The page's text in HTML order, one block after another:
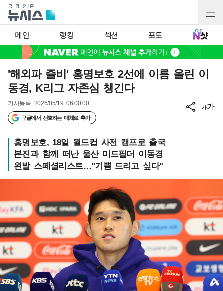
메인 랭킹 섹션 포토
'해외파 즐비' 홍명보호 2선에 이름 올린 이
동경, K리그 자존심 챙긴다
기사등록 2026/05/19 06:00:00
구글에서 선호하는 매체로 추가
가가
홍명보호, 18일 월드컵 사전 캠프로 출국
본진과 함께 떠난 울산 미드필더 이동경
왼발 스페셜리스트…"기쁨 드리고 싶다"